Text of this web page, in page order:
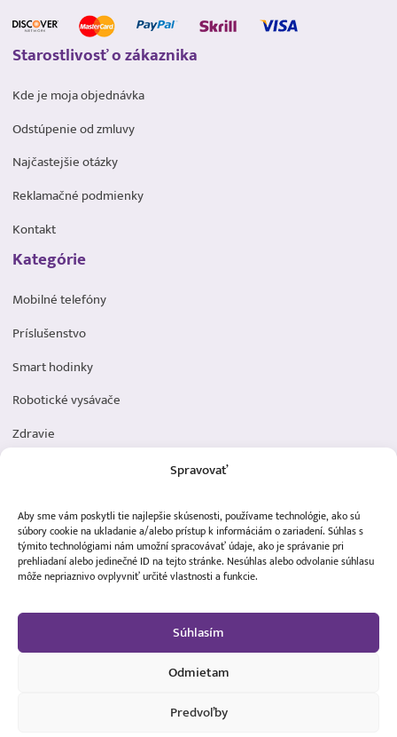
Spravovať
Aby sme vám poskytli tie najlepšie skúsenosti, používame technológie, ako sú
súbory cookie na ukladanie a/alebo prístup k informáciám o zariadení. Súhlas s
týmito technológiami nám umožní spracovávať údaje, ako je správanie pri
prehliadaní alebo jedinečné ID na tejto stránke. Nesúhlas alebo odvolanie súhlasu
môže nepriaznivo ovplyvniť určité vlastnosti a funkcie.
Súhlasím
Odmietam
Predvoľby
Vložiť do košíka
Starostlivosť o zákaznika
Kde je moja objednávka
Odstúpenie od zmluvy
Najčastejšie otázky
Reklamačné podmienky
Kontakt
Kategórie
Mobilné telefóny
Príslušenstvo
Smart hodinky
Robotické vysávače
Zdravie
Dôležité odkazy
Obchodné podmienky